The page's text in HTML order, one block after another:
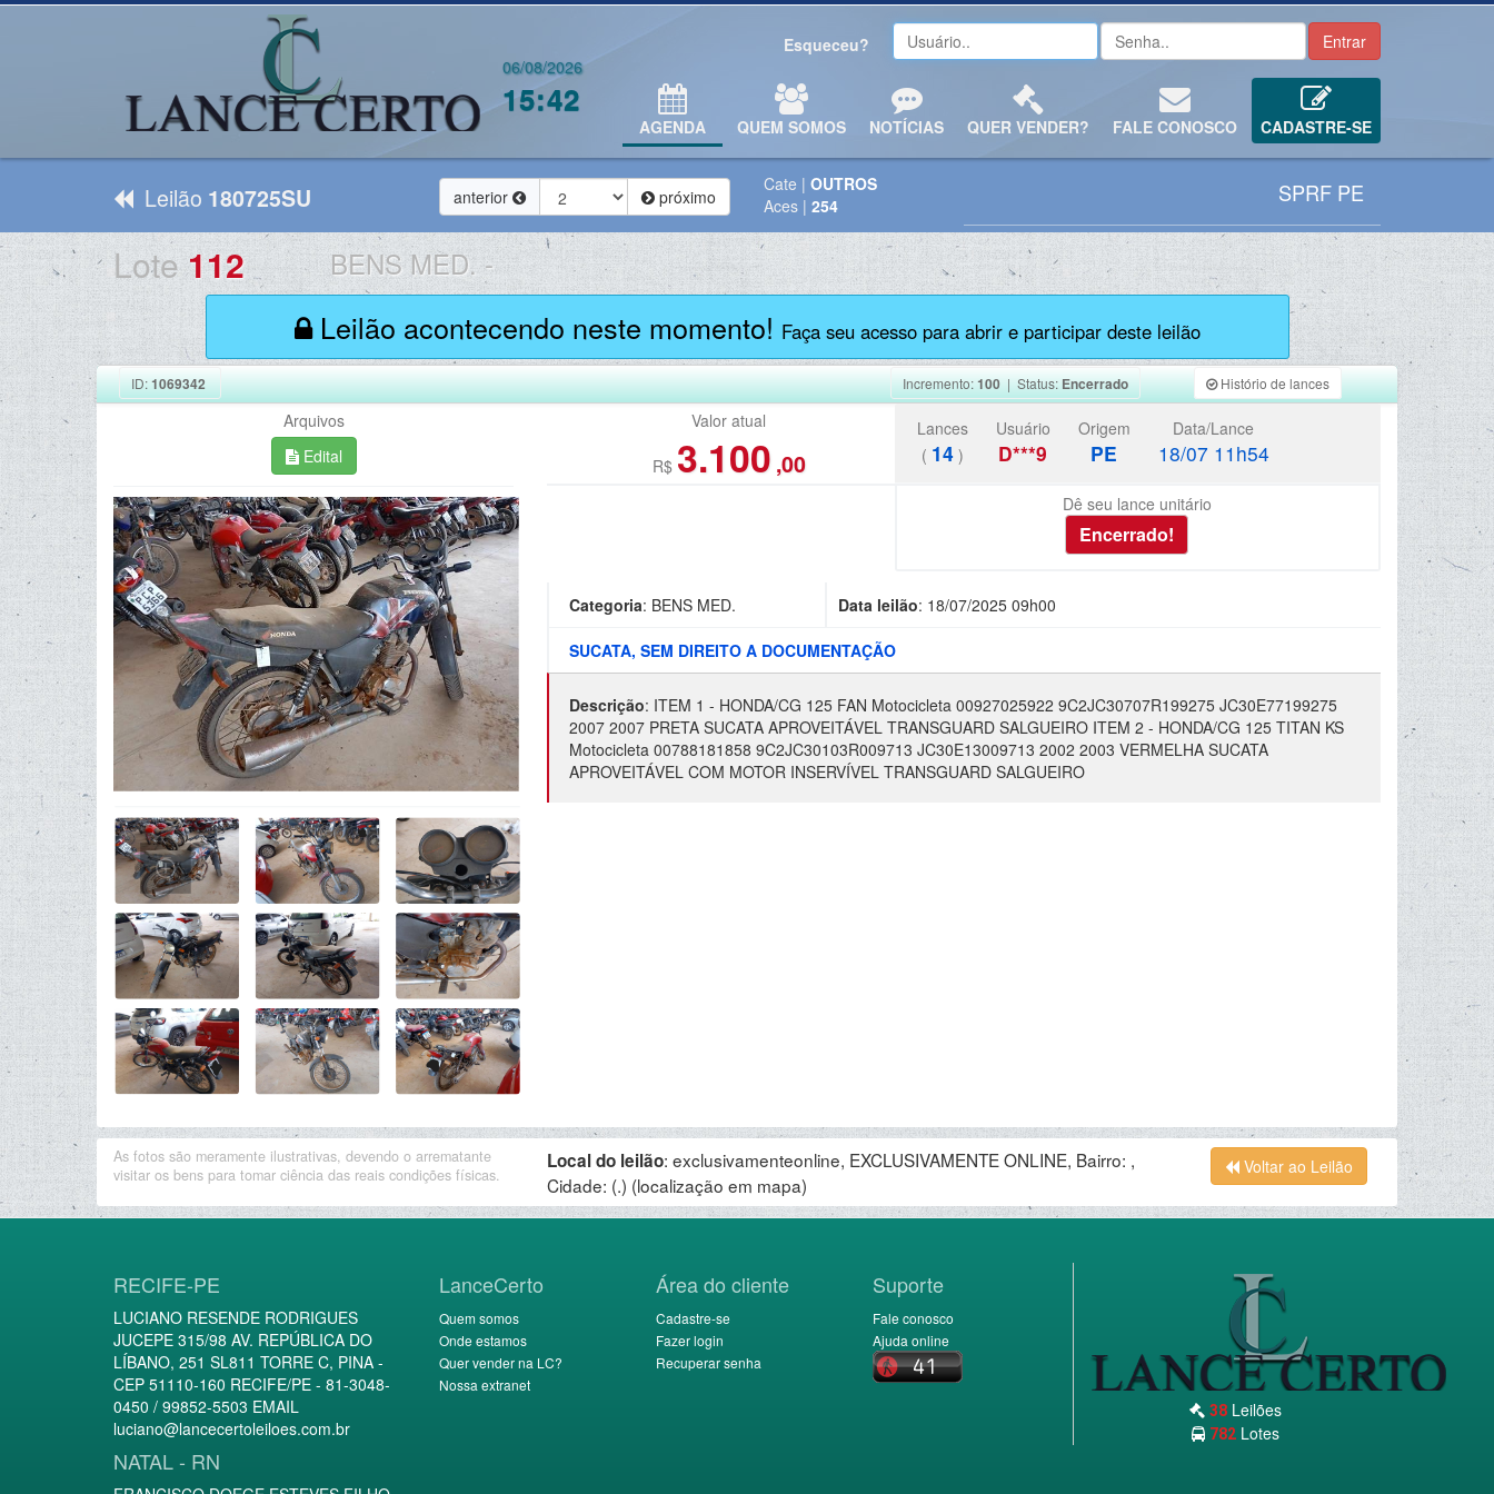
06/08/2026
15:42
Esqueceu?
AGENDA QUEM SOMOS NOTÍCIAS QUER VENDER? FALE CONOSCO CADASTRE-SE
Leilão 180725SU anterior próximo
Cate | OUTROS
Aces | 254 SPRF PE
Lote112 BENS MED. -
Leilão acontecendo neste momento! Faça seu acesso para abrir e participar deste leilão
ID:1069342 Incremento:100 | Status:Encerrado Histório de lances
Arquivos
Edital
Valor atual
R$ 3.100 ,00
Lances
( 14)
Usuário
D***9
Origem
PE
Data/Lance
18/07 11h54
Dê seu lance unitário
Categoria: BENS MED. Data leilão: 18/07/2025 09h00
SUCATA, SEM DIREITO A DOCUMENTAÇÃO
Descrição: ITEM 1 - HONDA/CG 125 FAN Motocicleta 00927025922 9C2JC30707R199275 JC30E77199275
2007 2007 PRETA SUCATA APROVEITÁVEL TRANSGUARD SALGUEIRO ITEM 2 - HONDA/CG 125 TITAN KS
Motocicleta 00788181858 9C2JC30103R009713 JC30E13009713 2002 2003 VERMELHA SUCATA
APROVEITÁVEL COM MOTOR INSERVÍVEL TRANSGUARD SALGUEIRO
As fotos são meramente ilustrativas, devendo o arrematante
visitar os bens para tomar ciência das reais condições físicas.
Local do leilão: exclusivamenteonline, EXCLUSIVAMENTE ONLINE, Bairro: ,
Cidade: (.) (localização em mapa)
Voltar ao Leilão
RECIFE-PE
LUCIANO RESENDE RODRIGUES
JUCEPE 315/98 AV. REPÚBLICA DO
LÍBANO, 251 SL811 TORRE C, PINA -
CEP 51110-160 RECIFE/PE - 81-3048-
0450 / 99852-5503 EMAIL
luciano@lancecertoleiloes.com.br
NATAL - RN
LanceCerto
Quem somos
Onde estamos
Quer vender na LC?
Nossa extranet
Área do cliente
Cadastre-se
Fazer login
Recuperar senha
Suporte
Fale conosco
Ajuda online
38Leilões
782Lotes